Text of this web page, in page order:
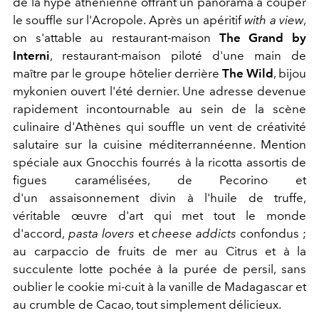
le souffle sur l'Acropole. Après un apéritif with a view,
on s'attable au restaurant-maison The Grand by
Interni, restaurant-maison piloté d'une main de
maître par le groupe hôtelier derrière The Wild , bijou
mykonien ouvert l'été dernier. Une adresse devenue
rapidement incontournable au sein de la scène
culinaire d'Athènes qui souffle un vent de créativité
salutaire sur la cuisine méditerrannéenne. Mention
spéciale aux Gnocchis fourrés à la ricotta assortis de
figues caramélisées, de Pecorino et
d'un assaisonnement divin à l'huile de truffe,
véritable œuvre d'art qui met tout le monde
d'accord, pasta lovers etcheese addicts confondus ;
au carpaccio de fruits de mer au Citrus et à la
succulente lotte pochée à la purée de persil, sans
oublier le cookie mi-cuit à la vanille de Madagascar et
au crumble de Cacao, tout simplement délicieux.